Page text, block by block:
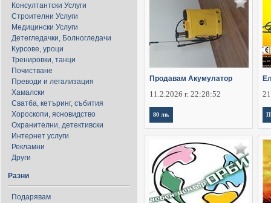
Консултантски Услуги
Строителни Услуги
Медицински Услуги
Детегледачки, Болногледачи
Курсове, уроци
Тренировки, танци
Почистване
Преводи и легализация
Хамалски
Сватба, кетъринг, събития
Хороскопи, ясновидство
Охранителни, детективски
Интернет услуги
Рекламни
Други
Разни
Подарявам
Продавам Акумулатор
11.2.2026 г. 22:28:52
80 лв.